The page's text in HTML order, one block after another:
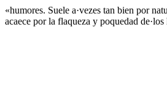
«humores. Suele a·vezes tan bien por
acaece por la flaqueza y poquedad